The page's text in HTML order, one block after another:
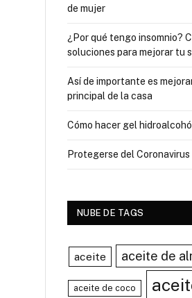
de mujer
¿Por qué tengo insomnio?
soluciones para mejorar tu
Así de importante es
principal de la casa
Cómo hacer gel
Protegerse del Coronavirus
NUBE DE TAGS
aceite aceite de
aceite de coco